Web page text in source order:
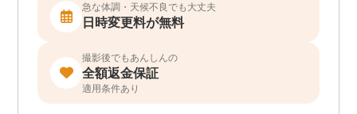
急な体調・天候不良でも大丈夫
日時変更料が無料
撮影後でもあんしんの
全額返金保証
適用条件あり